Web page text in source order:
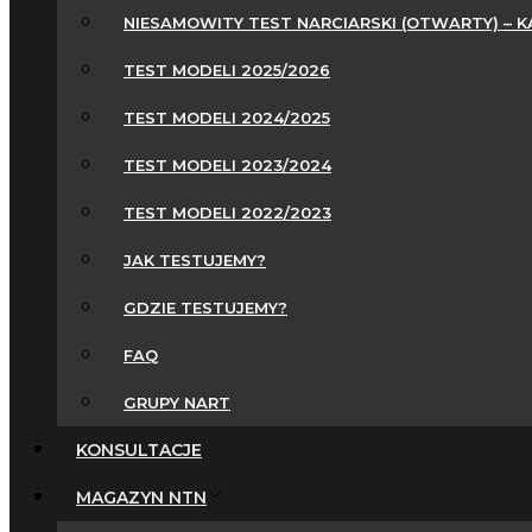
NIESAMOWITY TEST NARCIARSKI (OTWARTY) –
TEST MODELI 2025/2026
TEST MODELI 2024/2025
TEST MODELI 2023/2024
TEST MODELI 2022/2023
JAK TESTUJEMY?
GDZIE TESTUJEMY?
FAQ
GRUPY NART
KONSULTACJE
MAGAZYN NTN